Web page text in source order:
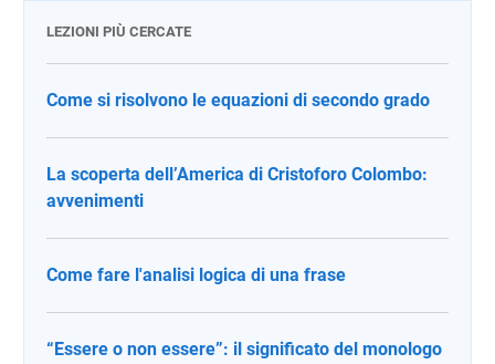
LEZIONI PIÙ CERCATE
Come si risolvono le equazioni di secondo grado
La scoperta dell’America di Cristoforo Colombo:
avvenimenti
Come fare l'analisi logica di una frase
“Essere o non essere”: il significato del monologo